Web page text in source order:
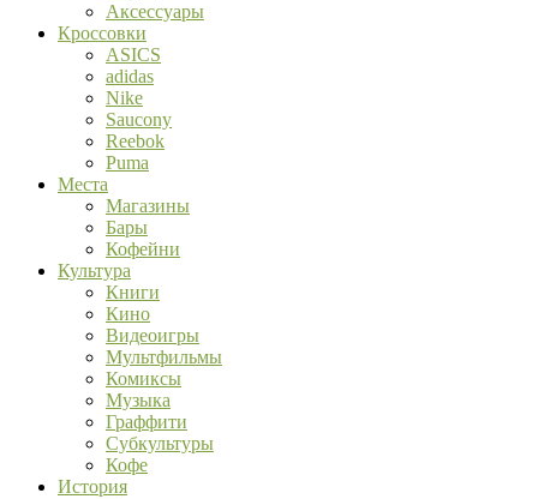
Аксессуары
Кроссовки
ASICS
adidas
Nike
Saucony
Reebok
Puma
Места
Магазины
Бары
Кофейни
Культура
Книги
Кино
Видеоигры
Мультфильмы
Комиксы
Музыка
Граффити
Субкультуры
Кофе
История